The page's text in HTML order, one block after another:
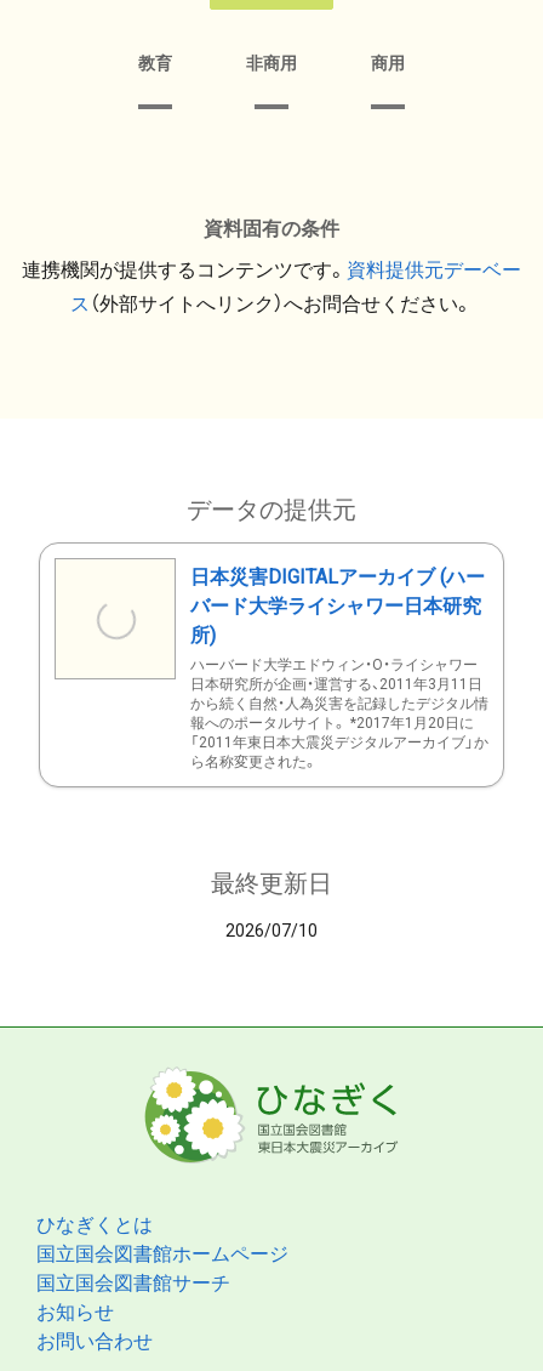
教育 非商用 商用
資料固有の条件
連携機関が提供するコンテンツです。 資料提供元デーベー
ス （外部サイトへリンク）へお問合せください。
データの提供元
日本災害DIGITALアーカイブ (ハー
バード大学ライシャワー日本研究
所)
ハーバード大学エドウィン・O・ライシャワー
日本研究所が企画・運営する、2011年3月11日
から続く自然・人為災害を記録したデジタル情
報へのポータルサイト。 *2017年1月20日に
「2011年東日本大震災デジタルアーカイブ」か
ら名称変更された。
最終更新日
2026/07/10
ひなぎくとは
国立国会図書館ホームページ
国立国会図書館サーチ
お知らせ
お問い合わせ